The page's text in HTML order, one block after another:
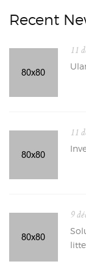
Recent
11
11
9